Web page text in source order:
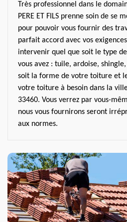
Très professionnel dans le
PERE ET FILS prenne soin de se
pour pouvoir vous fournir des
parfait accord avec vos
intervenir quel que soit le type
vous avez : tuile, ardoise,
soit la forme de votre toiture et
votre toiture à besoin dans la
33460. Vous verrez par vous-
nous vous fournirons seront
aux normes.